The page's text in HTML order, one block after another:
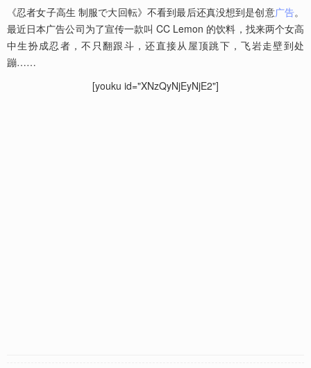
《忍者女子高生 制服で大回転》不看到最后还真没想到是创意广告。
最近日本广告公司为了宣传一款叫 CC Lemon 的饮料，找来两个女高
中生扮成忍者，不只翻跟斗，还直接从屋顶跳下，飞岩走壁到处
蹦……
[youku id="XNzQyNjEyNjE2"]